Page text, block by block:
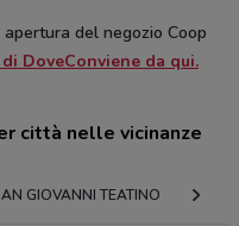
del negozio Coop
di DoveConviene da qui.
città nelle vicinanze
GIOVANNI TEATINO